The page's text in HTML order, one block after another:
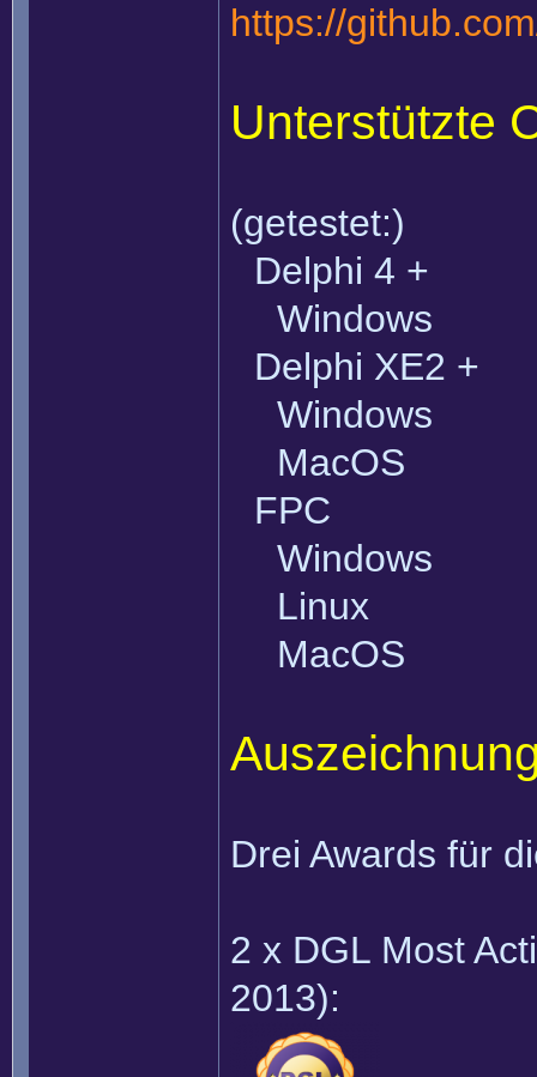
https://
Unterstützte
(getestet:)
Delphi 4 +
Windows
Delphi XE2 +
Windows
MacOS
FPC
Windows
Linux
MacOS
Drei Awards für
2 x DGL Most
2013):